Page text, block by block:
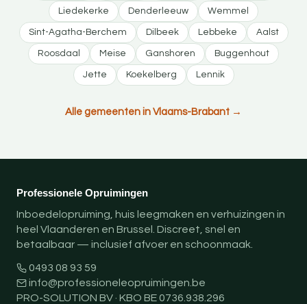
Liedekerke Denderleeuw Wemmel
Sint-Agatha-Berchem Dilbeek Lebbeke Aalst
Roosdaal Meise Ganshoren Buggenhout
Jette Koekelberg Lennik
Alle gemeenten in Vlaams-Brabant →
Professionele Opruimingen
Inboedelopruiming, huis leegmaken en verhuizingen in
heel Vlaanderen en Brussel. Discreet, snel en
betaalbaar — inclusief afvoer en schoonmaak.
0493 08 93 59
info@professioneleopruimingen.be
PRO-SOLUTION BV · KBO BE 0736.938.296